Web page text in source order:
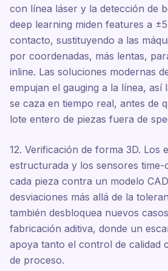
con línea láser y la detección de
deep learning miden features a
contacto, sustituyendo a las
por coordenadas, más lentas,
inline. Las soluciones modernas
empujan el gauging a la línea, así
se caza en tiempo real, antes de
lote entero de piezas fuera de
12. Verificación de forma 3D. Los
estructurada y los sensores
cada pieza contra un modelo
desviaciones más allá de la
también desbloquea nuevos
fabricación aditiva, donde un
apoya tanto el control de calidad
de proceso.